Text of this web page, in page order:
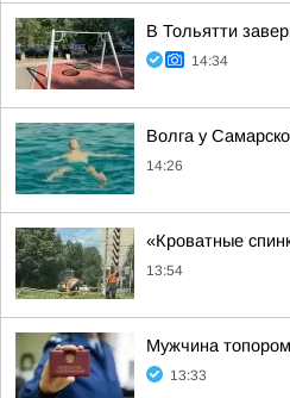
В Тольятти
14:34
Волга у
14:26
«Кроватные
13:54
Мужчина
13:33